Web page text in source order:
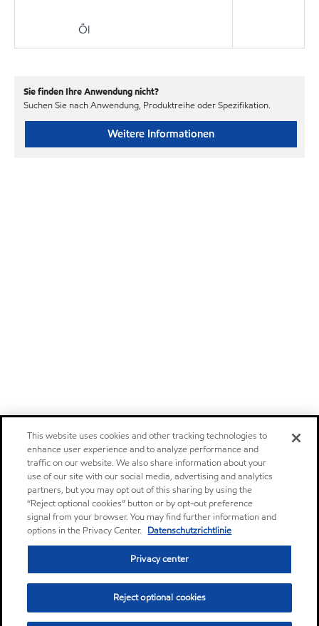
Öl
Sie finden Ihre Anwendung nicht?
Suchen Sie nach Anwendung, Produktreihe oder Spezifikation.
Weitere Informationen
This website uses cookies and other tracking technologies to
enhance user experience and to analyze performance and
traffic on our website. We also share information about your
use of our site with our social media, advertising and analytics
partners, but you may opt out of this sharing by using the
“Reject optional cookies” button or by opt-out preference
signal from your browser. You may find further information and
options in the Privacy Center. Datenschutzrichtlinie
Privacy center
Reject optional cookies